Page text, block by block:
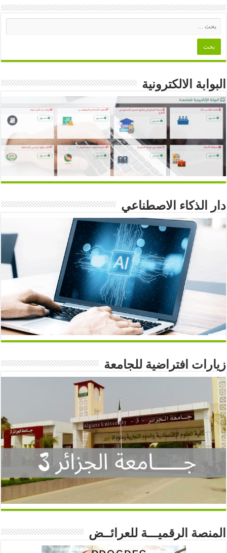
البوابة الالكترونية
دار الذكاء الاصطناعي
زيارات افتراضية للجامعة
المنصة الرقميـــة للعرائــض